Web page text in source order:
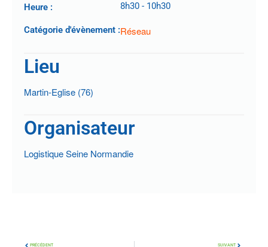
Heure : 8h30 - 10h30
Catégorie d'évènement :Réseau
Lieu
Martin-Eglise (76)
Organisateur
Logistique Seine Normandie
PRÉCÉDENT SUIVANT